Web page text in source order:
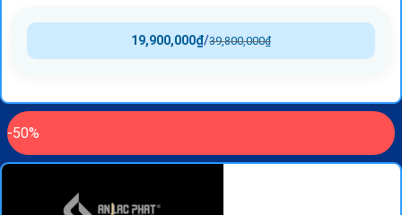
39,800,000₫
/
19,900,000₫
-50%